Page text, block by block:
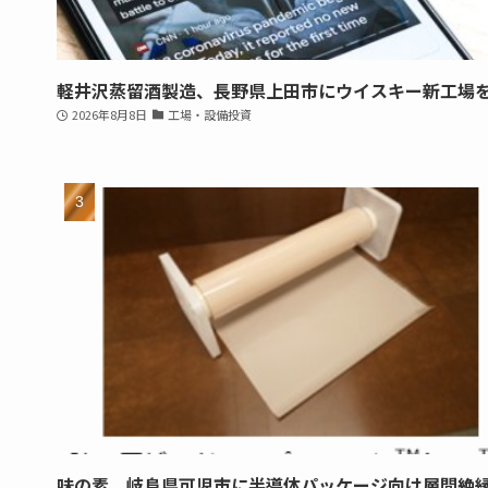
軽井沢蒸留酒製造、長野県上田市にウイスキー新工場
2026年8月8日 工場・設備投資